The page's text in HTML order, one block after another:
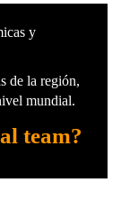
y
de la región,
mundial.
team?